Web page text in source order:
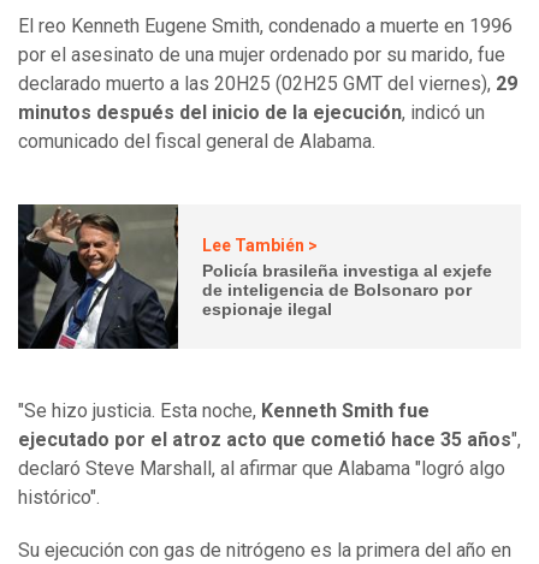
El reo Kenneth Eugene Smith, condenado a muerte en 1996
por el asesinato de una mujer ordenado por su marido, fue
declarado muerto a las 20H25 (02H25 GMT del viernes), 29
minutos después del inicio de la ejecución, indicó un
comunicado del fiscal general de Alabama.
Lee También >
Policía brasileña investiga al exjefe
de inteligencia de Bolsonaro por
espionaje ilegal
"Se hizo justicia. Esta noche, Kenneth Smith fue
ejecutado por el atroz acto que cometió hace 35 años",
declaró Steve Marshall, al afirmar que Alabama "logró algo
histórico".
Su ejecución con gas de nitrógeno es la primera del año en